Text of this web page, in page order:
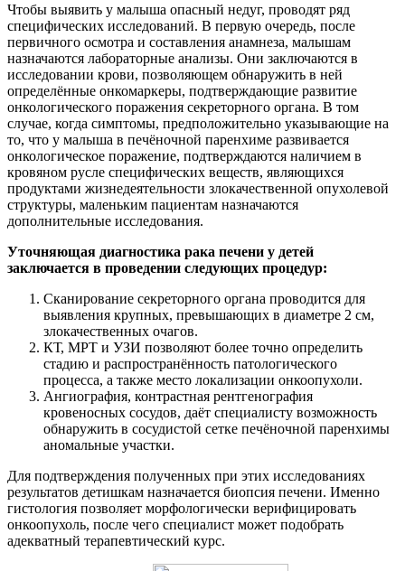
Чтобы выявить у малыша опасный недуг, проводят ряд
специфических исследований. В первую очередь, после
первичного осмотра и составления анамнеза, малышам
назначаются лабораторные анализы. Они заключаются в
исследовании крови, позволяющем обнаружить в ней
определённые онкомаркеры, подтверждающие развитие
онкологического поражения секреторного органа. В том
случае, когда симптомы, предположительно указывающие на
то, что у малыша в печёночной паренхиме развивается
онкологическое поражение, подтверждаются наличием в
кровяном русле специфических веществ, являющихся
продуктами жизнедеятельности злокачественной опухолевой
структуры, маленьким пациентам назначаются
дополнительные исследования.
Уточняющая диагностика рака печени у детей
заключается в проведении следующих процедур:
Сканирование секреторного органа проводится для
выявления крупных, превышающих в диаметре 2 см,
злокачественных очагов.
КТ, МРТ и УЗИ позволяют более точно определить
стадию и распространённость патологического
процесса, а также место локализации онкоопухоли.
Ангиография, контрастная рентгенография
кровеносных сосудов, даёт специалисту возможность
обнаружить в сосудистой сетке печёночной паренхимы
аномальные участки.
Для подтверждения полученных при этих исследованиях
результатов детишкам назначается биопсия печени. Именно
гистология позволяет морфологически верифицировать
онкоопухоль, после чего специалист может подобрать
адекватный терапевтический курс.